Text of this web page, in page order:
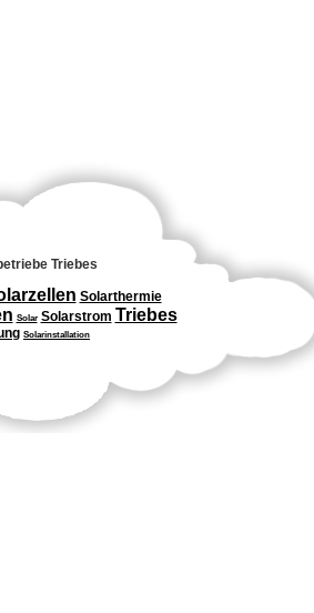
Triebes
Solarthermie
Solar Solarstrom Triebes
Solarinstallation